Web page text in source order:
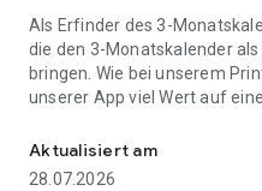
Als Erfinder des 3-
die den 3-Monatskalender
bringen. Wie bei unserem
unserer App viel Wert auf
extra großen
Aktualisiert am
28.07.2026